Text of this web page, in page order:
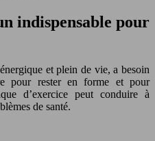
indispensable pour
et plein de vie, a besoin
pour rester en forme et pour
d’exercice peut conduire à
de santé.